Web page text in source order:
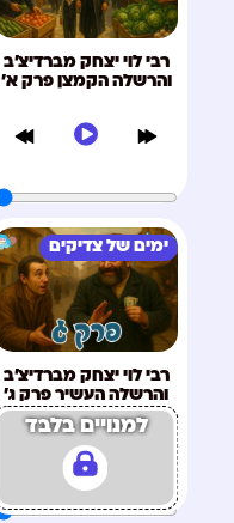
רבי לוי יצחק מברדיצ'ב
והרשלה הקמצן פרק א'
ימים של צדיקים
רבי לוי יצחק מברדיצ'ב
והרשלה העשיר פרק ג'
למנויים בלבד